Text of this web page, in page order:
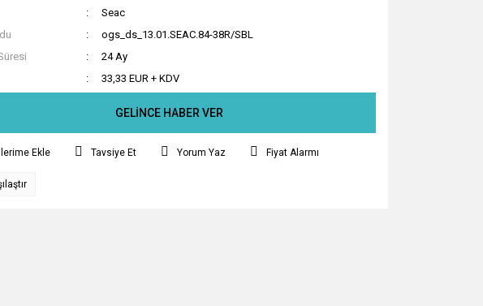
Seac
ogs_ds_13.01.SEAC.84-38R/SBL
24 Ay
33,33 EUR + KDV
GELİNCE HABER VER
Tavsiye Et Yorum Yaz Fiyat Alarmı